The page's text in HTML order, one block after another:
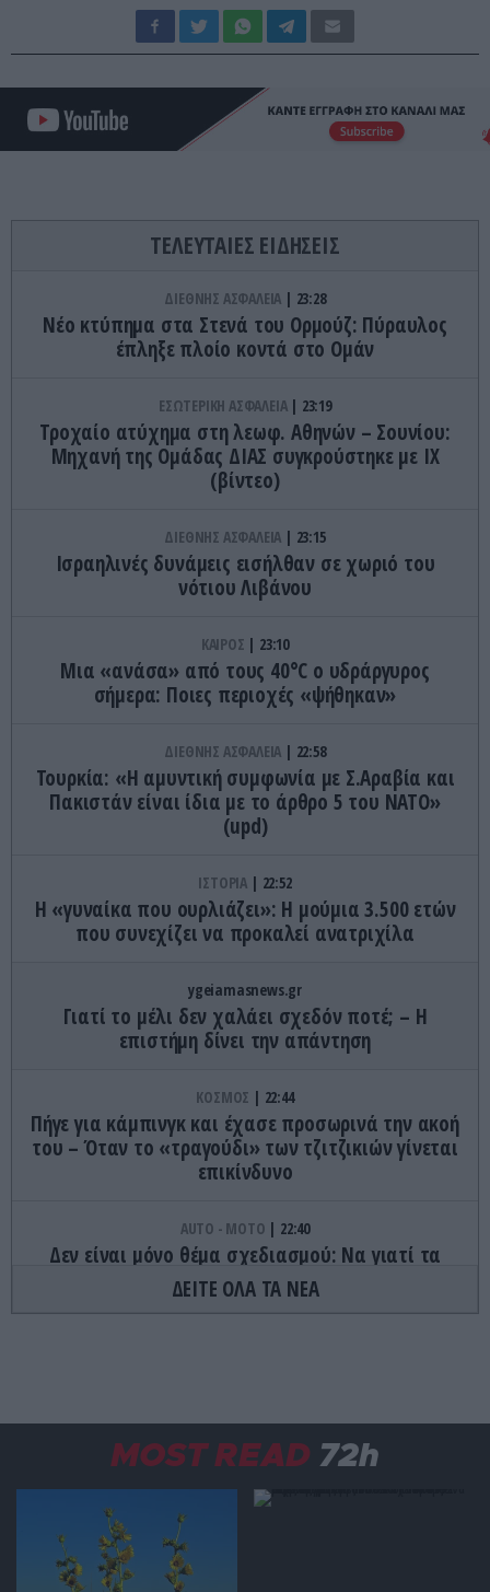
ΤΕΛΕΥΤΑΙΕΣ ΕΙΔΗΣΕΙΣ
ΔΙΕΘΝΗΣ ΑΣΦΑΛΕΙΑ 23:28
Νέο κτύπημα στα Στενά του Ορμούζ: Πύραυλος
έπληξε πλοίο κοντά στο Ομάν
ΕΣΩΤΕΡΙΚΗ ΑΣΦΑΛΕΙΑ 23:19
Τροχαίο ατύχημα στη λεωφ. Αθηνών – Σουνίου:
Μηχανή της Ομάδας ΔΙΑΣ συγκρούστηκε με ΙΧ
(βίντεο)
ΔΙΕΘΝΗΣ ΑΣΦΑΛΕΙΑ 23:15
Ισραηλινές δυνάμεις εισήλθαν σε χωριό του
νότιου Λιβάνου
ΚΑΙΡΟΣ 23:10
Μια «ανάσα» από τους 40°C ο υδράργυρος
σήμερα: Ποιες περιοχές «ψήθηκαν»
ΔΙΕΘΝΗΣ ΑΣΦΑΛΕΙΑ 22:58
Τουρκία: «Η αμυντική συμφωνία με Σ.Αραβία και
Πακιστάν είναι ίδια με το άρθρο 5 του ΝΑΤΟ»
(upd)
ΙΣΤΟΡΙΑ 22:52
Η «γυναίκα που ουρλιάζει»: Η μούμια 3.500 ετών
που συνεχίζει να προκαλεί ανατριχίλα
ygeiamasnews.gr
Γιατί το μέλι δεν χαλάει σχεδόν ποτέ; – Η
επιστήμη δίνει την απάντηση
ΚΟΣΜΟΣ 22:44
Πήγε για κάμπινγκ και έχασε προσωρινά την ακοή
του – Όταν το «τραγούδι» των τζιτζικιών γίνεται
επικίνδυνο
AUTO - MOTO 22:40
Δεν είναι μόνο θέμα σχεδιασμού: Να γιατί τα
πίσω φώτα των αυτοκινήτων έχουν κόκκινο
χρώμα
ΔΙΑΤΡΟΦΗ 22:27
Το φρούτο που μπορεί να «ξεγελάσει» τη γλώσσα
και να κάνει τα ξινά… γλυκά
GOOD LIFE
ΔΕΙΤΕ ΟΛΑ ΤΑ ΝΕΑ
MOST READ 72h